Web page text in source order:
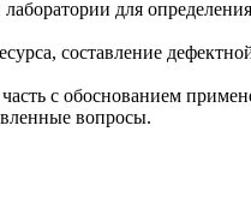
для
составление
с обоснованием
вопросы.